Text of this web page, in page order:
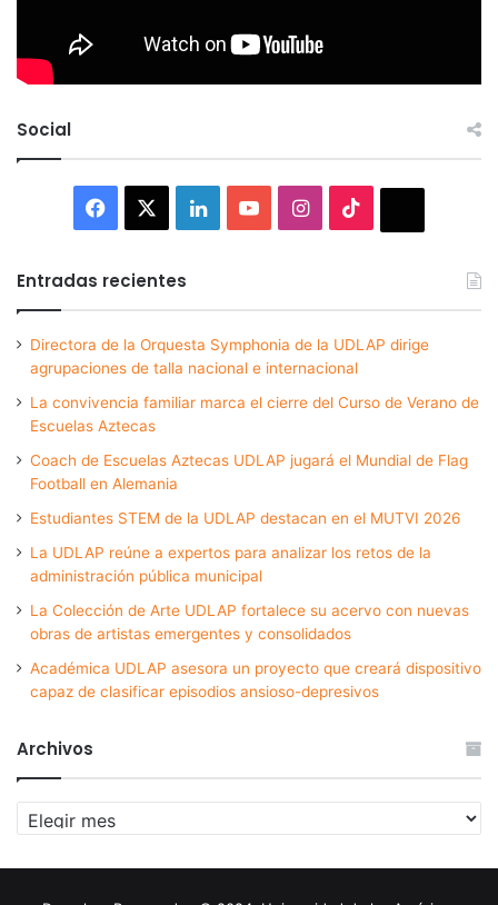
Social
Facebook LinkedInYouTubeInstagram
Entradas recientes
Directora de la Orquesta Symphonia de la UDLAP dirige
agrupaciones de talla nacional e internacional
La convivencia familiar marca el cierre del Curso de Verano de
Escuelas Aztecas
Coach de Escuelas Aztecas UDLAP jugará el Mundial de Flag
Football en Alemania
Estudiantes STEM de la UDLAP destacan en el MUTVI 2026
La UDLAP reúne a expertos para analizar los retos de la
administración pública municipal
La Colección de Arte UDLAP fortalece su acervo con nuevas
obras de artistas emergentes y consolidados
Académica UDLAP asesora un proyecto que creará dispositivo
capaz de clasificar episodios ansioso-depresivos
Archivos
Archivos